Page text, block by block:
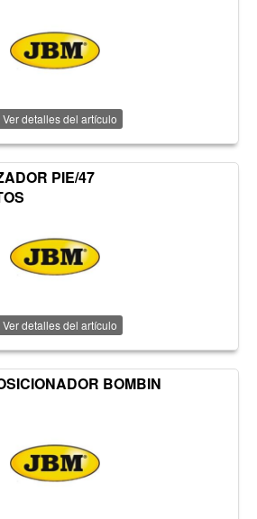
Ver detalles del artículo
PIE/47
Ver detalles del artículo
BOMBIN